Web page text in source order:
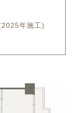
年施工)